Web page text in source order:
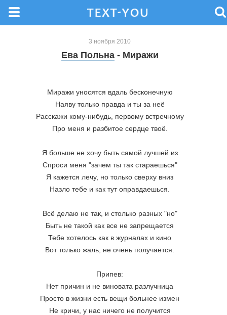
3 ноября 2010
Ева Польна- Миражи
Миражи уносятся вдаль бесконечную
Наяву только правда и ты за неё
Расскажи кому-нибудь, первому встречному
Про меня и разбитое сердце твоё.
Я больше не хочу быть самой лучшей из
Спроси меня "зачем ты так стараешься"
Я кажется лечу, но только сверху вниз
Назло тебе и как тут оправдаешься.
Всё делаю не так, и столько разных "но"
Быть не такой как все не запрещается
Тебе хотелось как в журналах и кино
Вот только жаль, не очень получается.
Припев:
Нет причин и не виновата разлучница
Просто в жизни есть вещи больнее измен
Не кричи, у нас ничего не получится